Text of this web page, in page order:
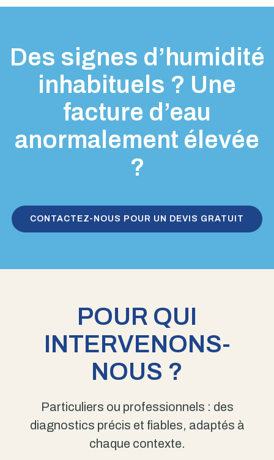
Des signes d’humidité
inhabituels ? Une
facture d’eau
anormalement élevée
?
CONTACTEZ-NOUS POUR UN DEVIS GRATUIT
POUR QUI
INTERVENONS-
NOUS ?
Particuliers ou professionnels : des
diagnostics précis et fiables, adaptés à
chaque contexte.